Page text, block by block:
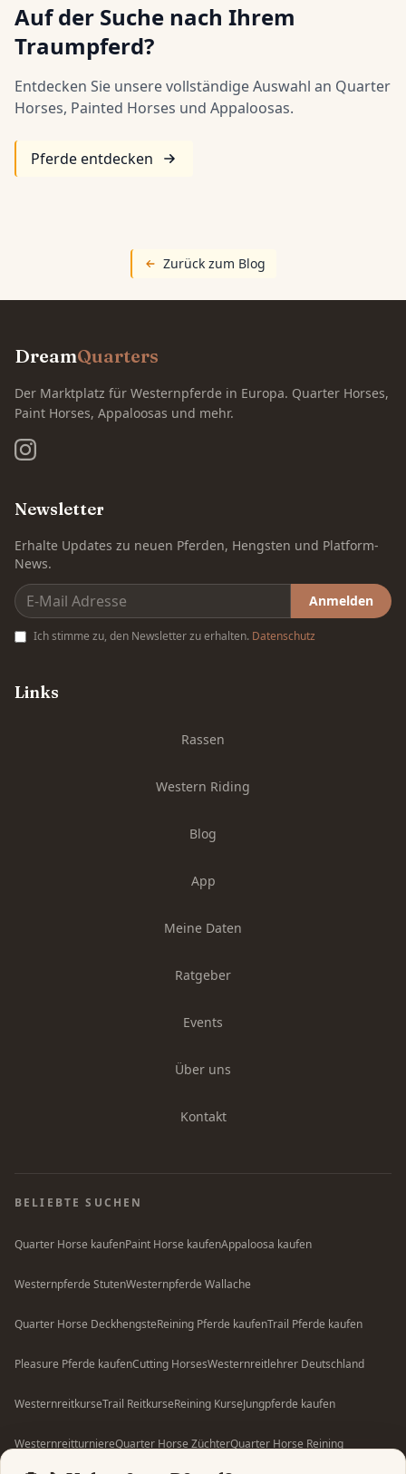
Auf der Suche nach Ihrem
Traumpferd?
Entdecken Sie unsere vollständige Auswahl an Quarter
Horses, Painted Horses und Appaloosas.
Pferde entdecken
Zurück zum Blog
DreamQuarters
Der Marktplatz für Westernpferde in Europa. Quarter Horses,
Paint Horses, Appaloosas und mehr.
Newsletter
Erhalte Updates zu neuen Pferden, Hengsten und Platform-
News.
Anmelden
Ich stimme zu, den Newsletter zu erhalten. Datenschutz
Links
Rassen
Western Riding
Blog
App
Meine Daten
Ratgeber
Events
Über uns
Kontakt
BELIEBTE SUCHEN
Quarter Horse kaufenPaint Horse kaufenAppaloosa kaufen
Westernpferde StutenWesternpferde Wallache
Quarter Horse DeckhengsteReining Pferde kaufenTrail Pferde kaufen
Pleasure Pferde kaufenCutting HorsesWesternreitlehrer Deutschland
WesternreitkurseTrail ReitkurseReining KurseJungpferde kaufen
WesternreitturniereQuarter Horse ZüchterQuarter Horse Reining